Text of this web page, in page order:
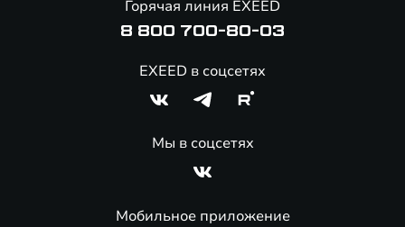
Специальные предложения
Мобильное приложение
Горячая линия EXEED
8 800 700-80-03
EXEED в соцсетях
Мы в соцсетях